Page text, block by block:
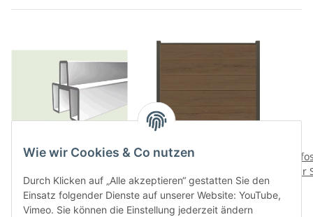
Nora Zierleiste silber -
10,00 €*
WPC Steckzaun-Set
109,00 € -189,00 €*
für
Wie wir Cookies & Co nutzen
Durch Klicken auf „Alle akzeptieren“ gestatten Sie den
Einsatz folgender Dienste auf unserer Website: YouTube,
Vimeo. Sie können die Einstellung jederzeit ändern